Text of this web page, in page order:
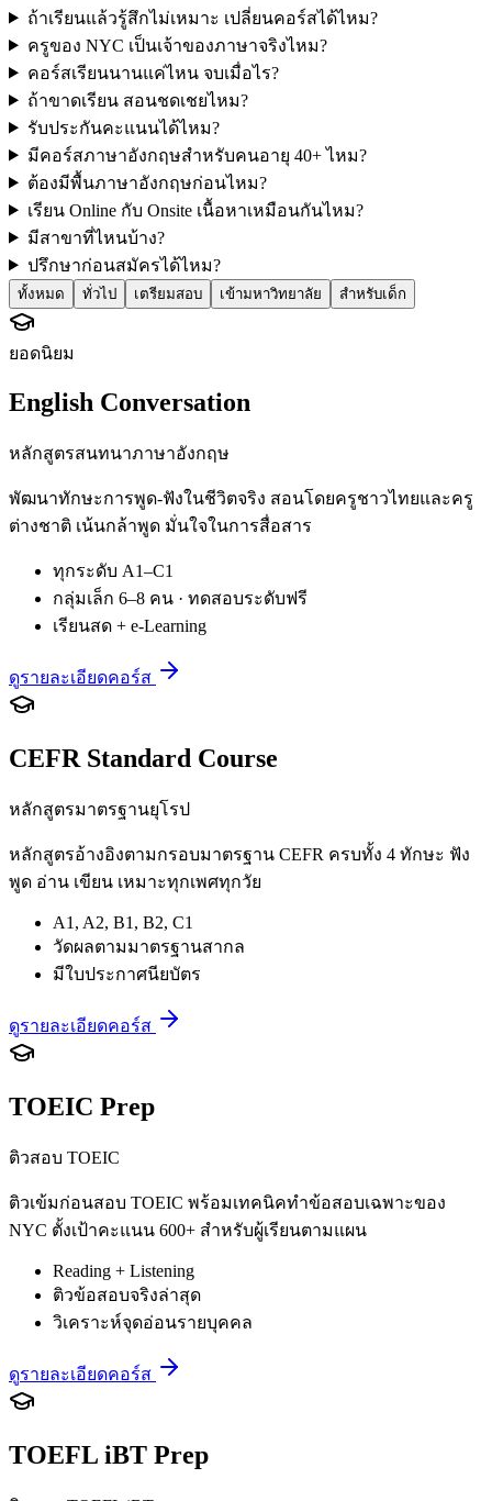
ถ้าเรียนแล้วรู้สึกไม่เหมาะ เปลี่ยนคอร์สได้ไหม?
ครูของ NYC เป็นเจ้าของภาษาจริงไหม?
คอร์สเรียนนานแค่ไหน จบเมื่อไร?
ถ้าขาดเรียน สอนชดเชยไหม?
รับประกันคะแนนได้ไหม?
มีคอร์สภาษาอังกฤษสำหรับคนอายุ 40+ ไหม?
ต้องมีพื้นภาษาอังกฤษก่อนไหม?
เรียน Online กับ Onsite เนื้อหาเหมือนกันไหม?
มีสาขาที่ไหนบ้าง?
ปรึกษาก่อนสมัครได้ไหม?
ทั้งหมด ทั่วไป เตรียมสอบ เข้ามหาวิทยาลัย สำหรับเด็ก
ยอดนิยม
English Conversation
หลักสูตรสนทนาภาษาอังกฤษ
พัฒนาทักษะการพูด-ฟังในชีวิตจริง สอนโดยครูชาวไทยและครู
ต่างชาติ เน้นกล้าพูด มั่นใจในการสื่อสาร
ทุกระดับ A1–C1
กลุ่มเล็ก 6–8 คน · ทดสอบระดับฟรี
เรียนสด + e-Learning
ดูรายละเอียดคอร์ส
CEFR Standard Course
หลักสูตรมาตรฐานยุโรป
หลักสูตรอ้างอิงตามกรอบมาตรฐาน CEFR ครบทั้ง 4 ทักษะ ฟัง
พูด อ่าน เขียน เหมาะทุกเพศทุกวัย
A1, A2, B1, B2, C1
วัดผลตามมาตรฐานสากล
มีใบประกาศนียบัตร
ดูรายละเอียดคอร์ส
TOEIC Prep
ติวสอบ TOEIC
ติวเข้มก่อนสอบ TOEIC พร้อมเทคนิคทำข้อสอบเฉพาะของ
NYC ตั้งเป้าคะแนน 600+ สำหรับผู้เรียนตามแผน
Reading + Listening
ติวข้อสอบจริงล่าสุด
วิเคราะห์จุดอ่อนรายบุคคล
ดูรายละเอียดคอร์ส
TOEFL iBT Prep